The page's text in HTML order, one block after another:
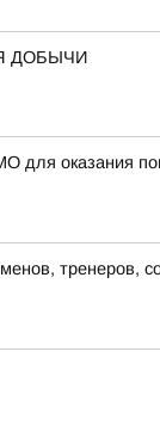
ДОБЫЧИ
оказания
тренеров,